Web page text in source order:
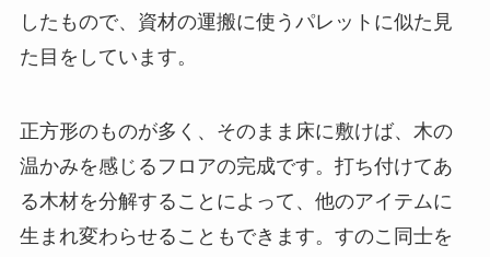
したもので、資材の運搬に使うパレットに似た見
た目をしています。
正方形のものが多く、そのまま床に敷けば、木の
温かみを感じるフロアの完成です。打ち付けてあ
る木材を分解することによって、他のアイテムに
生まれ変わらせることもできます。 すのこ同士を